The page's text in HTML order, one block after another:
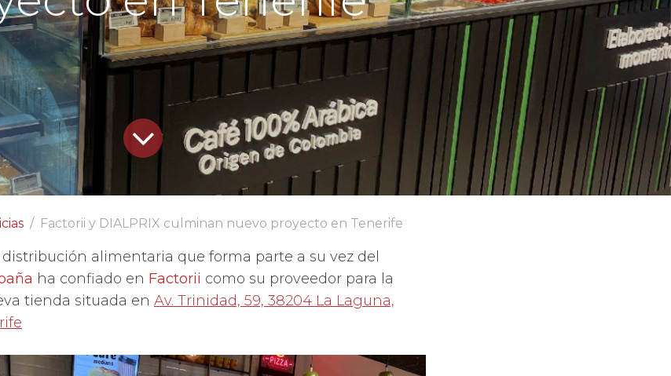
Factorii y DIALPRIX culminan nuevo proyecto en Tenerife
distribución alimentaria que forma parte a su vez del
ha confiado en Factorii como su proveedor para la
tienda situada en Av. Trinidad, 59, 38204 La Laguna,